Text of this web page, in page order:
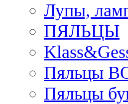
Лупы,
ПЯЛЬЦЫ
Пяльцы
Пяльцы